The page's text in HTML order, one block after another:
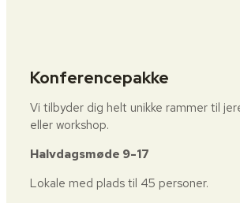
Konferencepakke
Vi tilbyder dig helt unikke rammer til
eller workshop.
Halvdagsmøde 9-17
Lokale med plads til 45 personer.